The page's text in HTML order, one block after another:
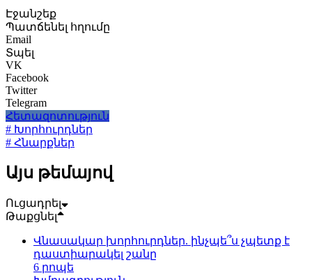
Էջանշեք
Պատճենել հղումը
Email
Տպել
VK
Facebook
Twitter
Telegram
Հետազոտություն
# Խորհուրդներ
# Հնարքներ
Այս թեմայով
Ուցադրել
Թաքցնել
Վնասակար խորհուրդներ. ինչպե՞ս չպետք է
դաստիարակել շանը
6 րոպե